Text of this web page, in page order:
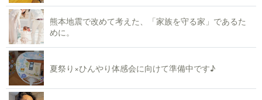
熊本地震で改めて考えた、「家族を守る家」であるた
めに。
夏祭り×ひんやり体感会に向けて準備中です♪